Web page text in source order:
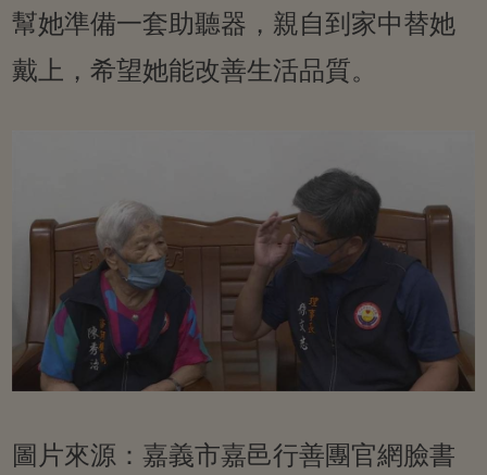
幫她準備一套助聽器，親自到家中替她
戴上，希望她能改善生活品質。
圖片來源：嘉義市嘉邑行善團官網臉書